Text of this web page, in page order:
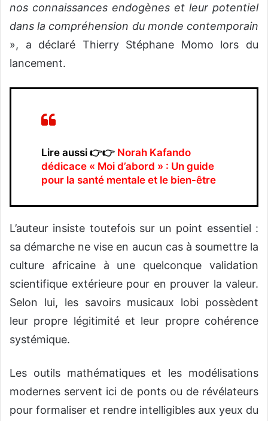
nos connaissances endogènes et leur potentiel
dans la compréhension du monde contemporain
», a déclaré Thierry Stéphane Momo lors du
lancement.
Lire aussi 👉👉 Norah Kafando
dédicace « Moi d’abord » : Un guide
pour la santé mentale et le bien-être
L’auteur insiste toutefois sur un point essentiel :
sa démarche ne vise en aucun cas à soumettre la
culture africaine à une quelconque validation
scientifique extérieure pour en prouver la valeur.
Selon lui, les savoirs musicaux lobi possèdent
leur propre légitimité et leur propre cohérence
systémique.
Les outils mathématiques et les modélisations
modernes servent ici de ponts ou de révélateurs
pour formaliser et rendre intelligibles aux yeux du